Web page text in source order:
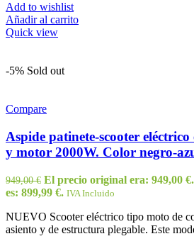
Add to wishlist
Añadir al carrito
Quick view
-5% Sold out
Compare
Aspide patinete-scooter eléctrico
y motor 2000W. Color negro-
949,00€ El precio original era: 949,00 €.
es: 899,99 €. IVA Incluido
NUEVO Scooter eléctrico tipo moto de
asiento y de estructura plegable. Este